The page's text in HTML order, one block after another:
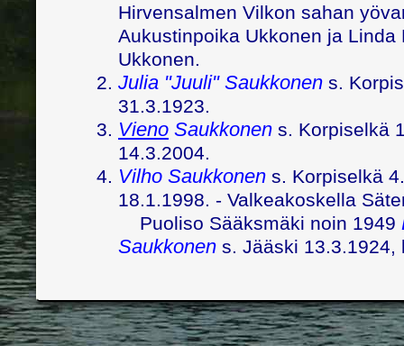
Hirvensalmen Vilkon sahan
Aukustinpoika Ukkonen ja
Ukkonen.
Julia "Juuli" Saukkonen s.
31.3.1923.
Vieno Saukkonen s. Korpiselkä
14.3.2004.
Vilho Saukkonen s. Korpiselkä
18.1.1998. - Valkeakoskella
Puoliso Sääksmäki noin 1949
Saukkonen s. Jääski 13.3.1924,